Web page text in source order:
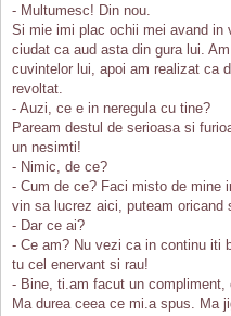
- Multumesc! Din nou.
Si mie imi plac ochii mei avand in
ciudat ca aud asta din gura lui.
cuvintelor lui, apoi am realizat ca
revoltat.
- Auzi, ce e in neregula cu tine?
Paream destul de serioasa si
un nesimti!
- Nimic, de ce?
- Cum de ce? Faci misto de mine
vin sa lucrez aici, puteam oricand
- Dar ce ai?
- Ce am? Nu vezi ca in continu iti
tu cel enervant si rau!
- Bine, ti.am facut un compliment,
Ma durea ceea ce mi.a spus. Ma